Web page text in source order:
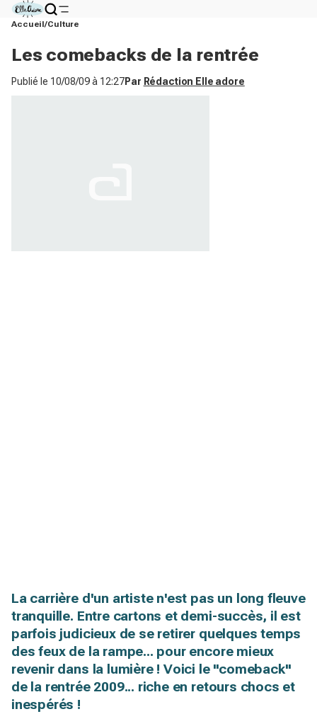
Accueil Culture
Les comebacks de la rentrée
Publié le 10/08/09 à 12:27Par Rédaction Elle adore
La carrière d'un artiste n'est pas un long fleuve
tranquille. Entre cartons et demi-succès, il est
parfois judicieux de se retirer quelques temps
des feux de la rampe... pour encore mieux
revenir dans la lumière ! Voici le "comeback"
de la rentrée 2009... riche en retours chocs et
inespérés !